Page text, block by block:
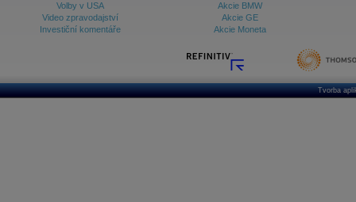
Volby v USA
Video zpravodajství
Investiční komentáře
Akcie BMW
Akcie GE
Akcie Moneta
Tvorba